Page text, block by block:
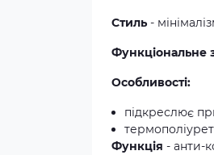
Стиль -
Функціональне
Особливості:
підкреслює
Функція - анти-